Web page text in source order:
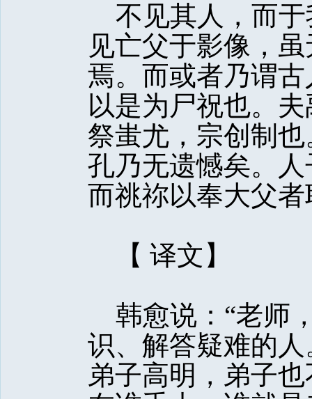
不见其人，而于
见亡父于影像，
焉。而或者乃谓
以是为尸祝也。
祭蚩尤，宗创制
孔乃无遗憾矣。
而祧祢以奉大父者
【 译文】
韩愈说：“老师
识、解答疑难的
弟子高明，弟子